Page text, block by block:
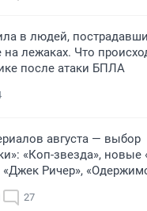
в людей,
на лежаках. Что
после атаки БПЛА
августа — выбор
«Коп-звезда», новые
Ричер»,
27